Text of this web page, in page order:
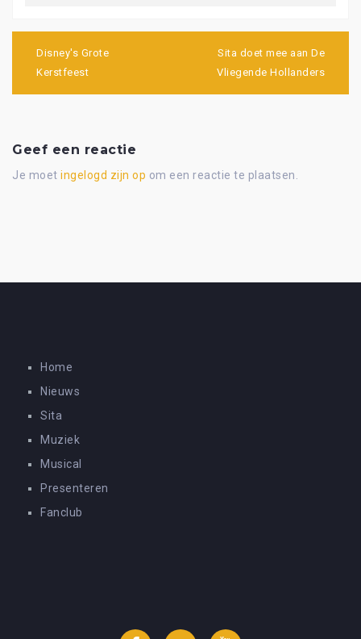
navigatie
Disney's Grote
Kerstfeest
Sita doet mee aan De
Vliegende Hollanders
Geef een reactie
Je moet ingelogd zijn op om een reactie te plaatsen.
Home
Nieuws
Sita
Muziek
Musical
Presenteren
Fanclub